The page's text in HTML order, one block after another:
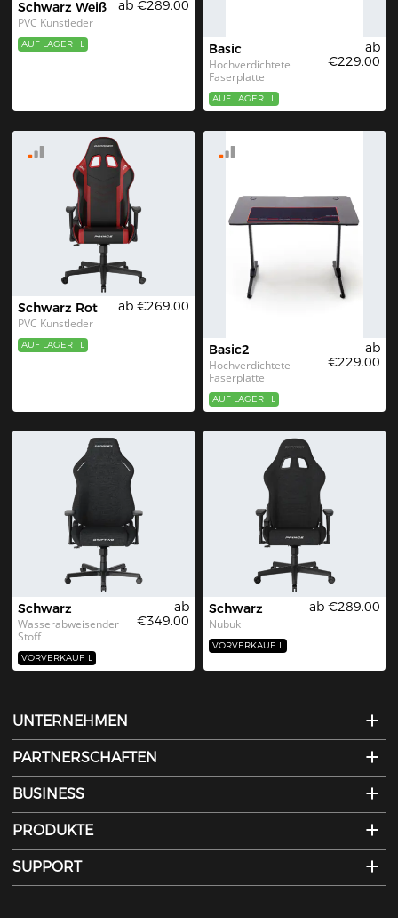
Schwarz Weiß
PVC Kunstleder
ab €289.00
AUF LAGER L Basic
Hochverdichtete
Faserplatte
ab
€229.00
AUF LAGER L
Schwarz Rot
PVC Kunstleder
ab €269.00
AUF LAGER L Basic2
Hochverdichtete
Faserplatte
ab
€229.00
AUF LAGER L
Schwarz
Wasserabweisender
Stoff
ab
€349.00
VORVERKAUF L
Schwarz
Nubuk
ab €289.00
VORVERKAUF L
UNTERNEHMEN
PARTNERSCHAFTEN
BUSINESS
PRODUKTE
SUPPORT